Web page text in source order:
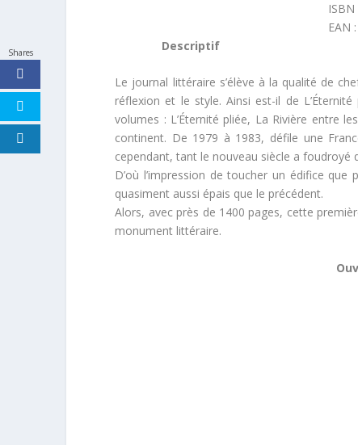
EAN
Descriptif
Le journal littéraire s’élève à la qualité de
réflexion et le style. Ainsi est-il de
volumes : L’Éternité pliée, La Rivière entre
continent. De 1979 à 1983, défile une
cependant, tant le nouveau siècle a foudroyé
D’où l’impression de toucher un édifice
quasiment aussi épais que le précédent.
Alors, avec près de 1400 pages, cette
monument littéraire.
Shares